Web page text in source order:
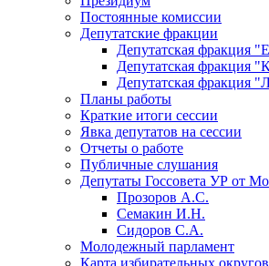
Постоянные комиссии
Депутатские фракции
Депутатская
Депутатская
Депутатская фракция
Планы работы
Краткие итоги сессии
Явка депутатов на сессии
Отчеты о работе
Публичные слушания
Депутаты Госсовета УР от
Прозоров А.С.
Семакин И.Н.
Сидоров С.А.
Молодежный парламент
Карта избирательных округов